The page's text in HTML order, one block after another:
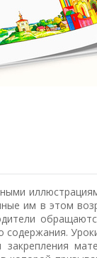
им в этом
содержания.